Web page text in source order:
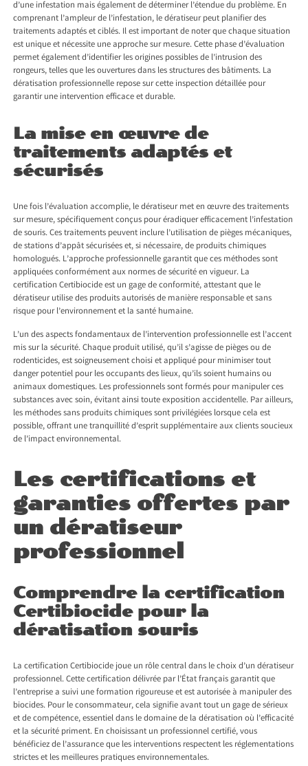
d’une infestation mais également de déterminer l’étendue du problème. En
comprenant l’ampleur de l’infestation, le dératiseur peut planifier des
traitements adaptés et ciblés. Il est important de noter que chaque situation
est unique et nécessite une approche sur mesure. Cette phase d’évaluation
permet également d’identifier les origines possibles de l’intrusion des
rongeurs, telles que les ouvertures dans les structures des bâtiments. La
dératisation professionnelle repose sur cette inspection détaillée pour
garantir une intervention efficace et durable.
La mise en œuvre de
traitements adaptés et
sécurisés
Une fois l’évaluation accomplie, le dératiseur met en œuvre des traitements
sur mesure, spécifiquement conçus pour éradiquer efficacement l’infestation
de souris. Ces traitements peuvent inclure l’utilisation de pièges mécaniques,
de stations d’appât sécurisées et, si nécessaire, de produits chimiques
homologués. L’approche professionnelle garantit que ces méthodes sont
appliquées conformément aux normes de sécurité en vigueur. La
certification Certibiocide est un gage de conformité, attestant que le
dératiseur utilise des produits autorisés de manière responsable et sans
risque pour l’environnement et la santé humaine.
L’un des aspects fondamentaux de l’intervention professionnelle est l’accent
mis sur la sécurité. Chaque produit utilisé, qu’il s’agisse de pièges ou de
rodenticides, est soigneusement choisi et appliqué pour minimiser tout
danger potentiel pour les occupants des lieux, qu’ils soient humains ou
animaux domestiques. Les professionnels sont formés pour manipuler ces
substances avec soin, évitant ainsi toute exposition accidentelle. Par ailleurs,
les méthodes sans produits chimiques sont privilégiées lorsque cela est
possible, offrant une tranquillité d’esprit supplémentaire aux clients soucieux
de l’impact environnemental.
Les certifications et
garanties offertes par
un dératiseur
professionnel
Comprendre la certification
Certibiocide pour la
dératisation souris
La certification Certibiocide joue un rôle central dans le choix d’un dératiseur
professionnel. Cette certification délivrée par l’État français garantit que
l’entreprise a suivi une formation rigoureuse et est autorisée à manipuler des
biocides. Pour le consommateur, cela signifie avant tout un gage de sérieux
et de compétence, essentiel dans le domaine de la dératisation où l’efficacité
et la sécurité priment. En choisissant un professionnel certifié, vous
bénéficiez de l’assurance que les interventions respectent les réglementations
strictes et les meilleures pratiques environnementales.